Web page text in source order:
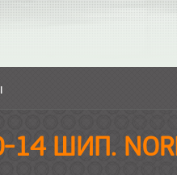
14 ШИП.